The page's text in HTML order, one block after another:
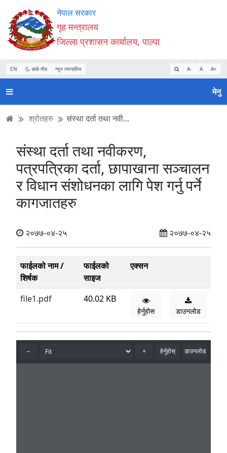
Accessibility
Mode
सुरु
गर्नुहोस्
सामाग्री
पढ्नुहाेस्
नेभिगेसन
पढ्नुहाेस्
वेबसाइट
खोजमा
जानुहोस्
नेपाल सरकार
गृह मन्त्रालय
जिल्ला प्रशासन कार्यालय, पाल्पा
EN डार्क मोड न्यून व्यान्डविथ A- A A+
मेनु
श्रोतहरु संस्था दर्ता तथा नवी...
संस्था दर्ता तथा नवीकरण,
पत्रपत्रिका दर्ता, छापाखाना सञ्‍चालन
र विधान संशोधनका लागि पेश गर्नु पर्ने
कागजातहरु
२०७७-०४-२५ २०७७-०४-२५
फाईलको नाम /
शिर्षक
फाईलको
साइज
एक्सन
file1.pdf 40.02 KB
हेर्नुहोस डाउनलोड